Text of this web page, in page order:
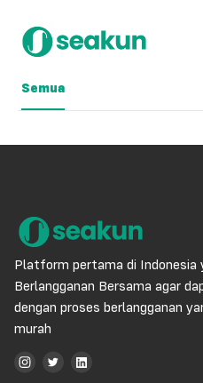
Semua
Platform pertama di Indonesia
Berlangganan Bersama agar
dengan proses berlangganan
murah